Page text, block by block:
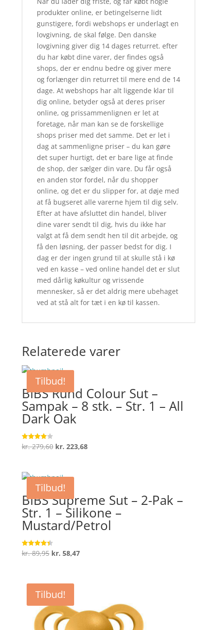
produkter online, er betingelserne lidt
gunstigere, fordi webshops er underlagt en
lovgivning, de skal følge. Den danske
lovgivning giver dig 14 dages returret. efter
du har købt dine varer, der findes også
shops, der er endnu bedre og giver mere
og forlænger din returret til mere end de 14
dage. At webshops har alt liggende klar til
dig online, betyder også at deres priser
online, og prissammenlignen er let at
foretage, når man kan se de forskellige
shops priser med det samme. Det er let i
dag at sammenligne priser – du kan gøre
det super hurtigt, det er bare lige at finde
de shop, der sælger din vare. Du får også
en anden stor fordel, når du shopper
online, og det er du slipper for, at døje med
at få bugseret alle varerne hjem til dig selv.
Efter at have afsluttet din handel, bliver
dine varer sendt til dig, hvis du ikke har
valgt at få dem sendt hen til dit arbejde, og
få den løsning, der passer bedst for dig. I
dag er der ingen grund til at skulle stå i kø
ved en kasse – ved online handel det er slut
med dårlig køkultur og vrissende
mennesker, så er det aldrig mere ubehaget
ved at stå alt for tæt i en kø til kassen.
Relaterede varer
Tilbud!
BIBS Rund Colour Sut –
Sampak – 8 stk. – Str. 1 – All
Dark Oak
Vurderet
4
kr.279,60 Den
var:
kr. 279,60.
kr. 223,68Den
Tilbud!
BIBS Supreme Sut – 2-Pak –
Str. 1 – Silikone –
Mustard/Petrol
Vurderet
4.4
kr.89,95 Den
var:
kr. 89,95.
kr. 58,47Den
Tilbud!